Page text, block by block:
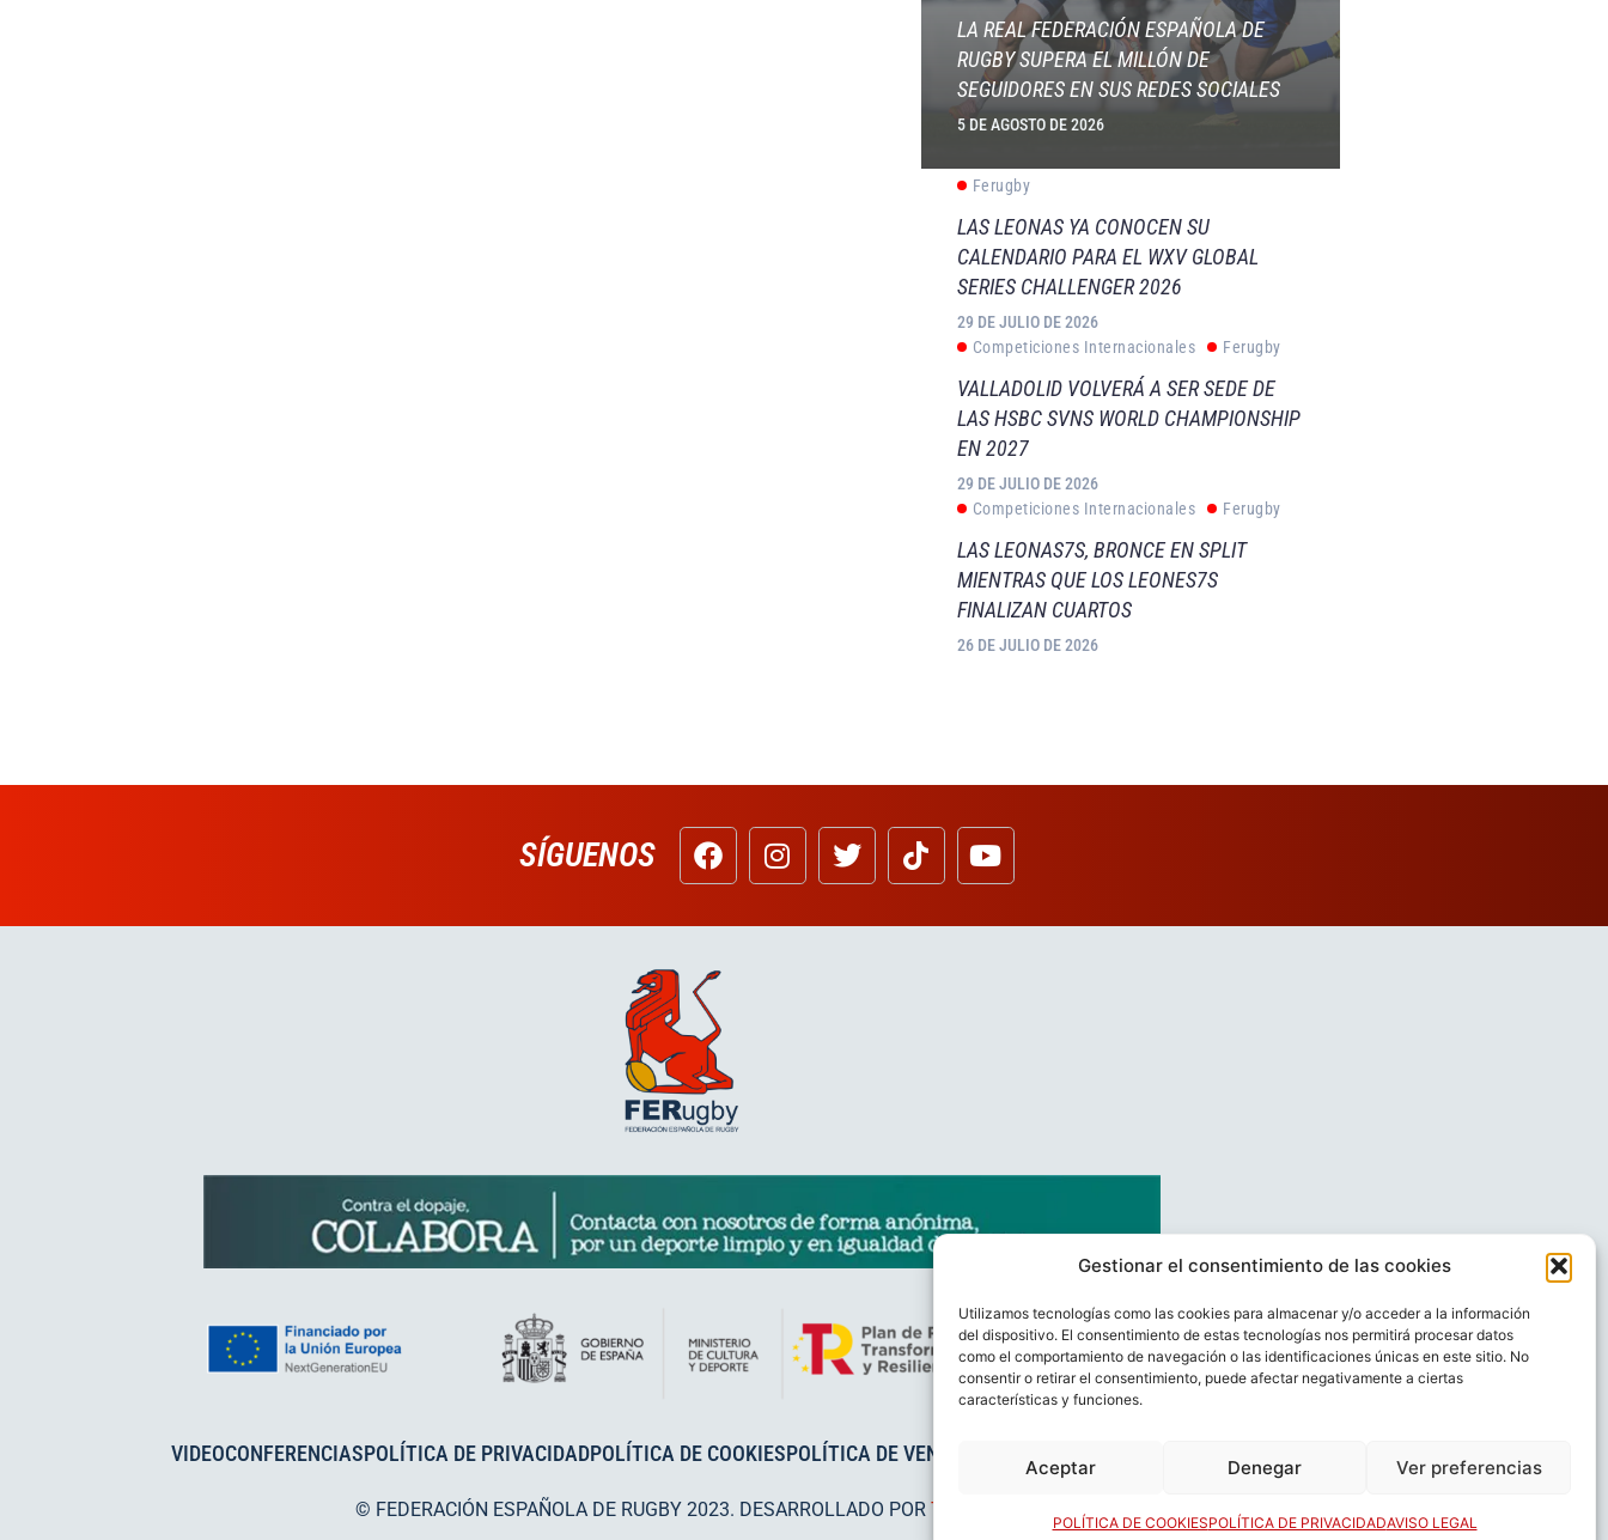
Gestionar el consentimiento de las cookies
Utilizamos tecnologías como las cookies para almacenar y/o acceder a la información
del dispositivo. El consentimiento de estas tecnologías nos permitirá procesar datos
como el comportamiento de navegación o las identificaciones únicas en este sitio. No
consentir o retirar el consentimiento, puede afectar negativamente a ciertas
características y funciones.
Aceptar Denegar Ver preferencias
POLÍTICA DE COOKIESPOLÍTICA DE PRIVACIDADAVISO LEGAL
LA REAL FEDERACIÓN ESPAÑOLA DE
RUGBY SUPERA EL MILLÓN DE
SEGUIDORES EN SUS REDES SOCIALES
5 DE AGOSTO DE 2026
Ferugby
LAS LEONAS YA CONOCEN SU
CALENDARIO PARA EL WXV GLOBAL
SERIES CHALLENGER 2026
29 DE JULIO DE 2026
Competiciones Internacionales
Ferugby
VALLADOLID VOLVERÁ A SER SEDE DE
LAS HSBC SVNS WORLD CHAMPIONSHIP
EN 2027
29 DE JULIO DE 2026
Competiciones Internacionales
Ferugby
LAS LEONAS7S, BRONCE EN SPLIT
MIENTRAS QUE LOS LEONES7S
FINALIZAN CUARTOS
26 DE JULIO DE 2026
SÍGUENOS
VIDEOCONFERENCIASPOLÍTICA DE PRIVACIDADPOLÍTICA DE COOKIESPOLÍTICA DE VENTAS
© FEDERACIÓN ESPAÑOLA DE RUGBY 2023. DESARROLLADO POR TOOOLS